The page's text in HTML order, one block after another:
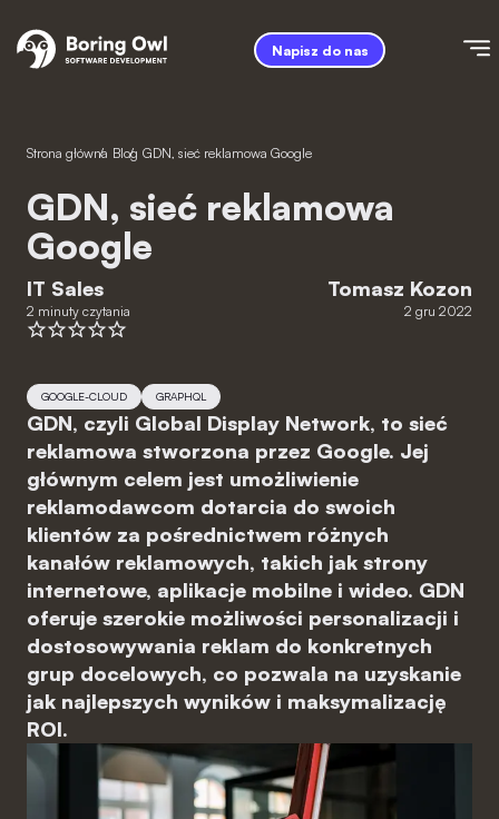
Napisz do nas
Strona główna
/ Blog
/ GDN, sieć reklamowa Google
GDN, sieć reklamowa
Google
IT Sales
2 minuty czytania
Tomasz Kozon
2 gru 2022
GOOGLE-CLOUD GRAPHQL
GDN, czyli Global Display Network, to sieć
reklamowa stworzona przez Google. Jej
głównym celem jest umożliwienie
reklamodawcom dotarcia do swoich
klientów za pośrednictwem różnych
kanałów reklamowych, takich jak strony
internetowe, aplikacje mobilne i wideo. GDN
oferuje szerokie możliwości personalizacji i
dostosowywania reklam do konkretnych
grup docelowych, co pozwala na uzyskanie
jak najlepszych wyników i maksymalizację
ROI.